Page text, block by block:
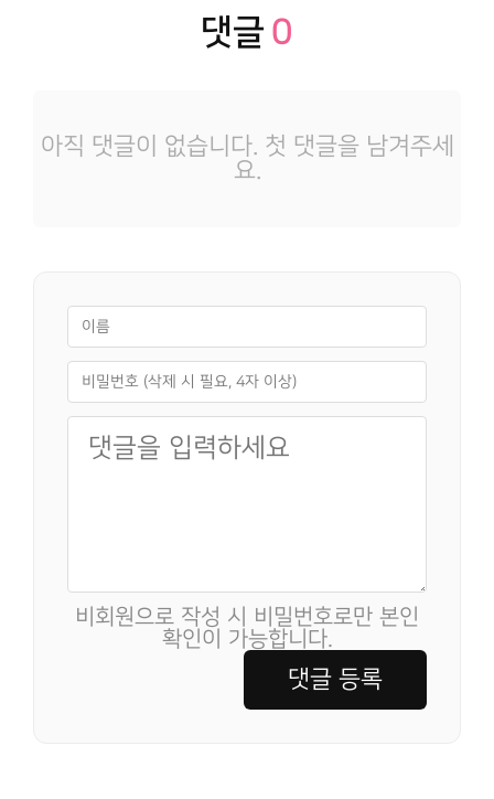
댓글 0
아직 댓글이 없습니다. 첫 댓글을 남겨주세
요.
비회원으로 작성 시 비밀번호로만 본인
확인이 가능합니다.
댓글 등록